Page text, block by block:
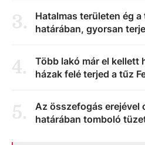
3.
Hatalmas területen ég a
határában, gyorsan
4.
Több lakó már el kellett
házak felé terjed a tűz
5.
Az összefogás erejével
határában tomboló